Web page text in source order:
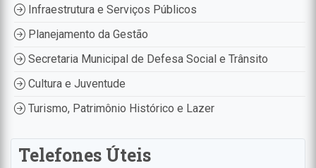
Infraestrutura e Serviços Públicos
Planejamento da Gestão
Secretaria Municipal de Defesa Social e Trânsito
Cultura e Juventude
Turismo, Patrimônio Histórico e Lazer
Telefones Úteis